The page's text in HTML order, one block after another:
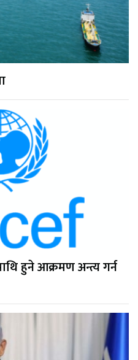
हुने आक्रमण अन्त्य गर्न